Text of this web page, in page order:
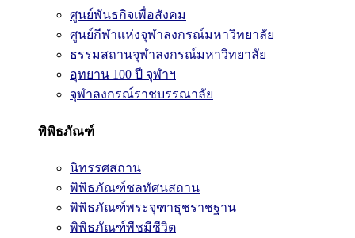
ศูนย์พันธกิจเพื่อสังคม
ศูนย์กีฬาแห่งจุฬาลงกรณ์มหาวิทยาลัย
ธรรมสถานจุฬาลงกรณ์มหาวิทยาลัย
อุทยาน 100 ปี จุฬาฯ
จุฬาลงกรณ์ราชบรรณาลัย
พิพิธภัณฑ์
นิทรรศสถาน
พิพิธภัณฑ์ชลทัศนสถาน
พิพิธภัณฑ์พระจุฑาธุชราชฐาน
พิพิธภัณฑ์พืชมีชีวิต